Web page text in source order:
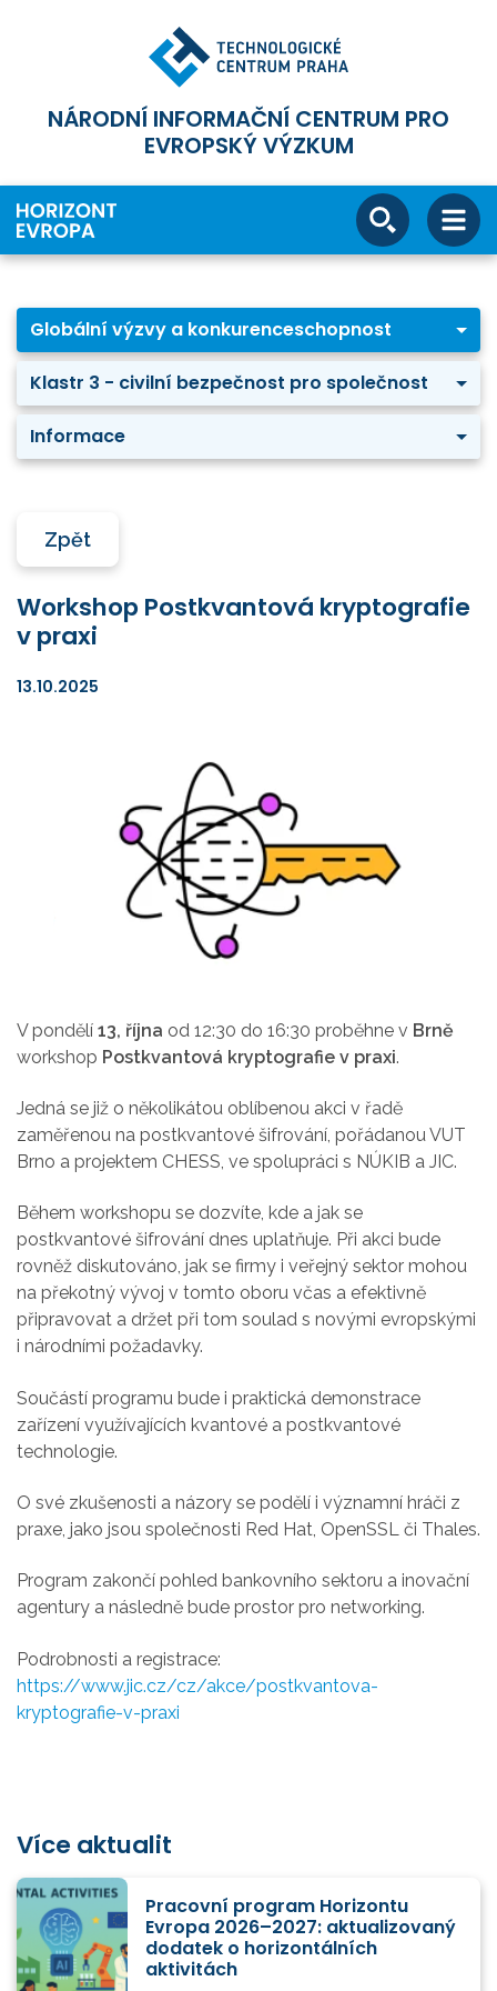
NÁRODNÍ INFORMAČNÍ CENTRUM PRO
EVROPSKÝ VÝZKUM
Globální výzvy a konkurenceschopnost
Klastr 3 - civilní bezpečnost pro společnost
Informace
Zpět
Workshop Postkvantová kryptografie
v praxi
13.10.2025
V pondělí 13, října od 12:30 do 16:30 proběhne v Brně
workshop Postkvantová kryptografie v praxi.
Jedná se již o několikátou oblíbenou akci v řadě
zaměřenou na postkvantové šifrování, pořádanou VUT
Brno a projektem CHESS, ve spolupráci s NÚKIB a JIC.
Během workshopu se dozvíte, kde a jak se
postkvantové šifrování dnes uplatňuje. Při akci bude
rovněž diskutováno, jak se firmy i veřejný sektor mohou
na překotný vývoj v tomto oboru včas a efektivně
připravovat a držet při tom soulad s novými evropskými
i národními požadavky.
Součástí programu bude i praktická demonstrace
zařízení využívajících kvantové a postkvantové
technologie.
O své zkušenosti a názory se podělí i významní hráči z
praxe, jako jsou společnosti Red Hat, OpenSSL či Thales.
Program zakončí pohled bankovního sektoru a inovační
agentury a následně bude prostor pro networking.
Podrobnosti a registrace:
https://www.jic.cz/cz/akce/postkvantova-
kryptografie-v-praxi
Více aktualit
Pracovní program Horizontu
Evropa 2026–2027: aktualizovaný
dodatek o horizontálních
aktivitách